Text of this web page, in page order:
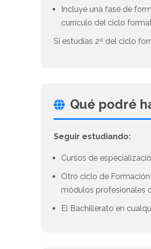
Incluye una fase de
currículo del ciclo
Si estudias 2º del ciclo
Qué podré
Seguir estudiando:
Cursos de
Otro ciclo de
módulos profesionales
El Bachillerato en